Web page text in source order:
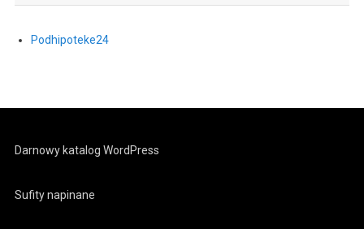
Podhipoteke24
Darnowy katalog WordPress
Sufity napinane